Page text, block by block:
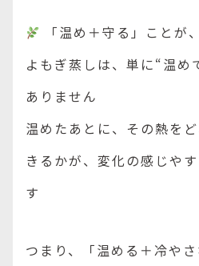
「温め＋守る」ことが
よもぎ蒸しは、単に“温め
ありません
温めたあとに、その熱を
きるかが、変化の感じや
す
つまり、「温める＋冷や